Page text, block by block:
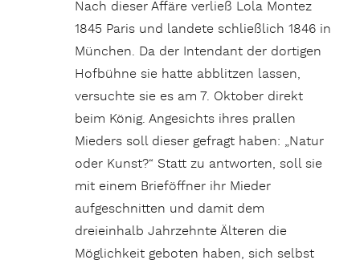
Nach dieser Affäre verließ Lola Montez
1845 Paris und landete schließlich 1846 in
München. Da der Intendant der dortigen
Hofbühne sie hatte abblitzen lassen,
versuchte sie es am 7. Oktober direkt
beim König. Angesichts ihres prallen
Mieders soll dieser gefragt haben: „Natur
oder Kunst?“ Statt zu antworten, soll sie
mit einem Brieföffner ihr Mieder
aufgeschnitten und damit dem
dreieinhalb Jahrzehnte Älteren die
Möglichkeit geboten haben, sich selbst